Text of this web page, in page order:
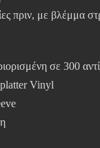
πριν, με βλέμμα
σε 300
Vinyl